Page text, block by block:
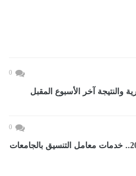
0
والنتيجة آخر الأسبوع المقبل
0
تنسيق المرحلة الأولى 2026.. خدمات معامل التنسيق بالجامعات